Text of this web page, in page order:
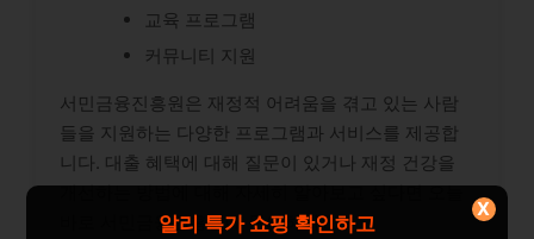
교육 프로그램
커뮤니티 지원
서민금융진흥원은 재정적 어려움을 겪고 있는 사람
들을 지원하는 다양한 프로그램과 서비스를 제공합
니다. 대출 혜택에 대해 질문이 있거나 재정 건강을
개선하는 방법에 대해 자세히 알아보고 싶다면 오늘
바로 서민금융진흥원에 문의하세요.
알리 특가 쇼핑 확인하고
X